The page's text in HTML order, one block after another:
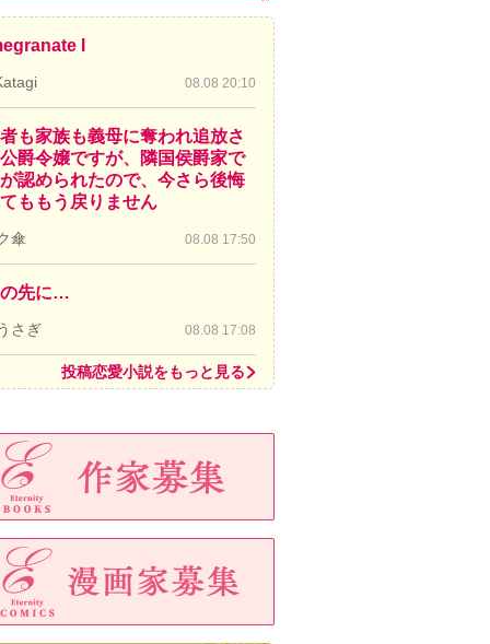
I
08.08 20:10
も家族も義母に奪われ追放さ
爵令嬢ですが、隣国侯爵家で
認められたので、今さら後悔
ももう戻りません
傘 08.08 17:50
先に…
さぎ 08.08 17:08
投稿恋愛小説をもっと見る